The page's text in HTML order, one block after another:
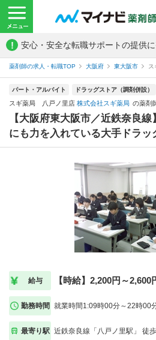
! 安心・安全な転職サポートの提供に
薬剤師の求人・転職TOP 大阪府 東大阪市
パート・アルバイト ドラッグストア（調剤併設）
スギ薬局 八戸ノ里店 株式会社スギ薬局 の薬剤
【大阪府東大阪市／近鉄奈良
にも力を入れている大手ドラッ
給与 【時給】2,200円～2,600
勤務時間 就業時間1:09時00分～22時00
最寄り駅 近鉄奈良線「八戸ノ里駅」 徒